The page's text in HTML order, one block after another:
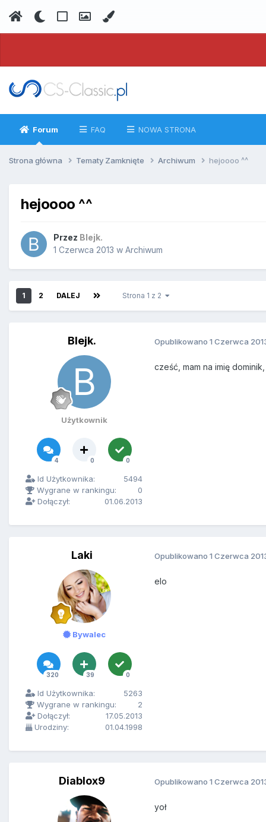
Forum FAQ NOWA STRONA
Strona główna Tematy Zamknięte Archiwum hejoooo ^^
hejoooo ^^
Przez Blejk.
1 Czerwca 2013 w Archiwum
1 2 DALEJ Strona 1 z 2
Blejk.
Użytkownik
4 0 0
Id Użytkownika:
5494
Wygrane w rankingu:
0
Dołączył:
01.06.2013
Opublikowano 1 Czerwca
cześć, mam na imię
Laki
Bywalec
320 39 0
Id Użytkownika:
5263
Wygrane w rankingu:
2
Dołączył:
17.05.2013
Urodziny:
01.04.1998
Opublikowano 1 Czerwca
elo
Diablox9 Opublikowano 1 Czerwca
yoł